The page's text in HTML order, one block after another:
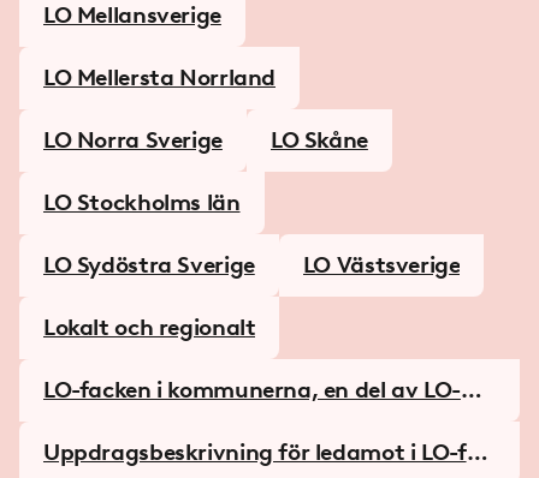
LO Mellansverige
LO Mellersta Norrland
LO Norra Sverige LO Skåne
LO Stockholms län
LO Sydöstra Sverige LO Västsverige
Lokalt och regionalt
LO-facken i kommunerna, en del av LO-dis
Uppdragsbeskrivning för ledamot i LO-fac